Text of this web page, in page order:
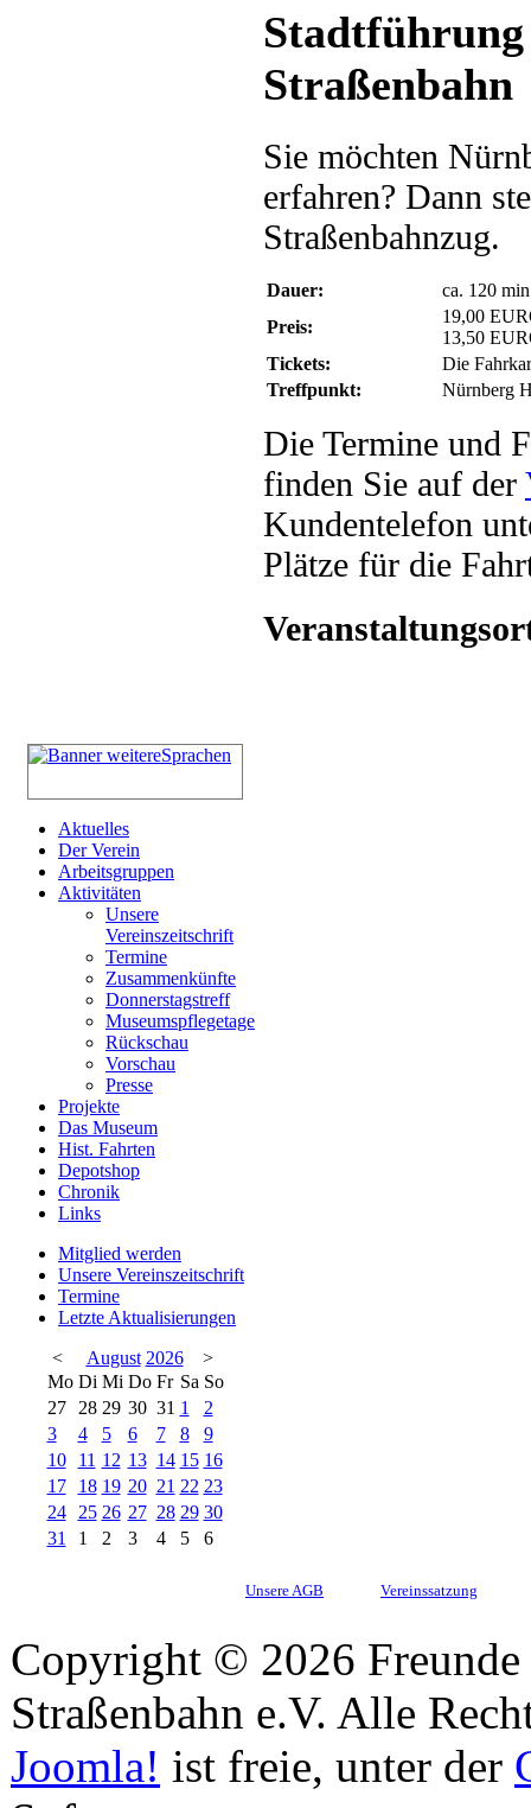
Straßenbahn
Sie möchten
erfahren? Dann
Straßenbahnzug.
Dauer:
ca. 120 min
Preis:
19,00
13,50
Tickets:
Die
Treffpunkt:
Nürnberg
Die Termine und
finden Sie auf der
Kundentelefon
Plätze für die
Aktuelles
Der Verein
Arbeitsgruppen
Aktivitäten
Unsere
Vereinszeitschrift
Termine
Zusammenkünfte
Donnerstagstreff
Museumspflegetage
Rückschau
Vorschau
Presse
Projekte
Das Museum
Hist. Fahrten
Depotshop
Chronik
Links
Mitglied werden
Unsere Vereinszeitschrift
Termine
Letzte Aktualisierungen
<
August 2026
>
Mo Di Mi Do Fr Sa So
27
28 29 30 31 1
2
3
4 5 6 7 8
9
10
11 12 13 14 15 16
17
18 19 20 21 22 23
24
25 26 27 28 29 30
31
1 2 3 4 5 6
Unsere AGB Vereinssatzung
Copyright © 2026
Straßenbahn e.V. Alle
Joomla! ist freie, unter der